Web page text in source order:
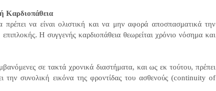
Καρδιοπάθεια
πρέπει να είναι ολιστική και να μην αφορά αποσπασματικά την
Η συγγενής καρδιοπάθεια θεωρείται χρόνιο νόσημα και
σε τακτά χρονικά διαστήματα, και ως εκ τούτου, πρέπει
την συνολική εικόνα της φροντίδας του ασθενούς (continuity of